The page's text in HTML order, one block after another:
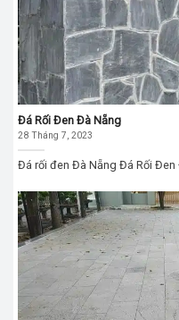
Đá Rối Đen Đà Nẵng
28 Tháng 7, 2023
Đá rối đen Đà Nẵng Đá Rối